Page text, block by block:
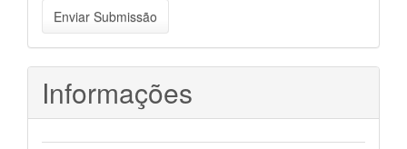
Submissão
Enviar Submissão
Informações